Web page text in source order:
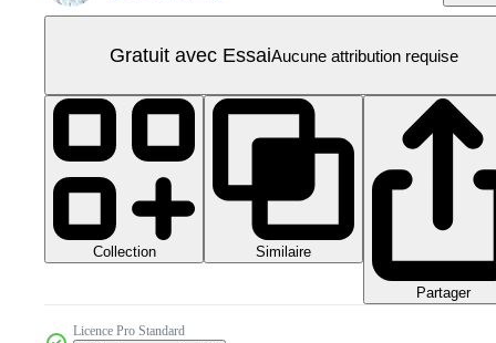
Gratuit avec EssaiAucune attribution requise
Collection Similaire
Partager
Licence Pro Standard